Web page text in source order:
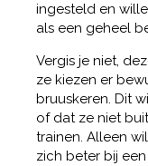
ingesteld en
als een geheel
Vergis je niet,
ze kiezen er
bruuskeren. Dit
of dat ze niet
trainen. Alleen
zich beter bij